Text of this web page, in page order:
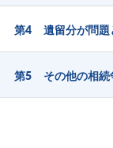
第4 遺留分が問題
第5 その他の相続